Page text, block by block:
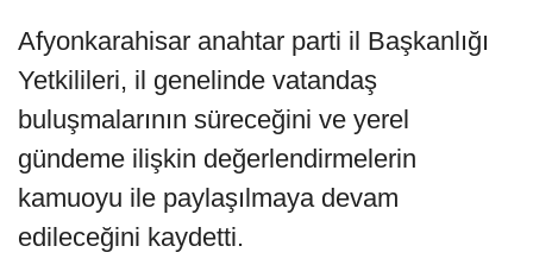
Afyonkarahisar anahtar parti il Başkanlığı
Yetkilileri, il genelinde vatandaş
buluşmalarının süreceğini ve yerel
gündeme ilişkin değerlendirmelerin
kamuoyu ile paylaşılmaya devam
edileceğini kaydetti.